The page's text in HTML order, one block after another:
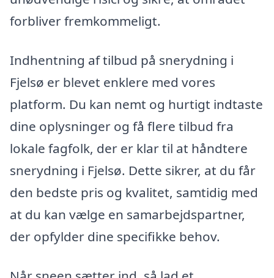
forbliver fremkommeligt.
Indhentning af tilbud på snerydning i
Fjelsø er blevet enklere med vores
platform. Du kan nemt og hurtigt indtaste
dine oplysninger og få flere tilbud fra
lokale fagfolk, der er klar til at håndtere
snerydning i Fjelsø. Dette sikrer, at du får
den bedste pris og kvalitet, samtidig med
at du kan vælge en samarbejdspartner,
der opfylder dine specifikke behov.